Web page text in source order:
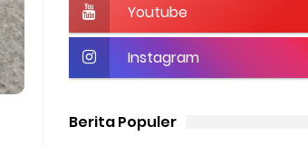
Youtube
Instagram
Berita Populer